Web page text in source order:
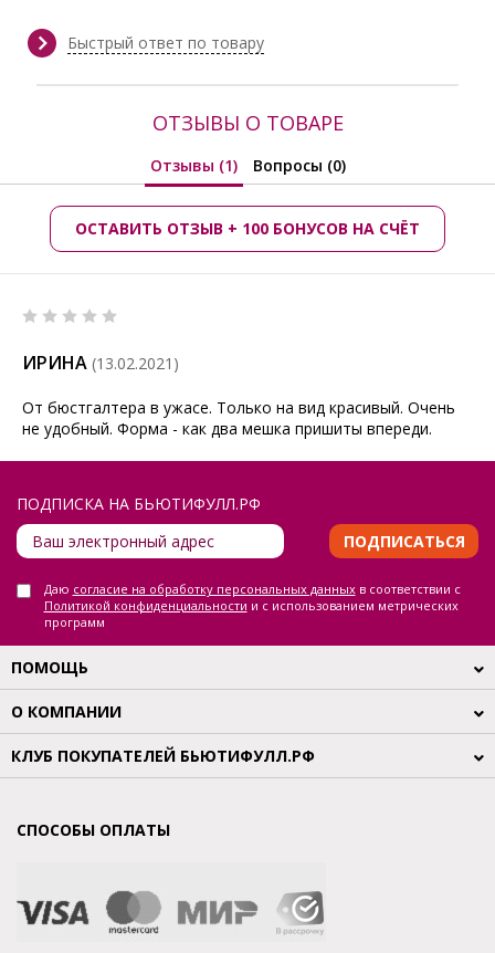
Быстрый ответ по товару
ОТЗЫВЫ О ТОВАРЕ
Отзывы (1) Вопросы (0)
ОСТАВИТЬ ОТЗЫВ + 100 БОНУСОВ НА СЧЁТ
ИРИНА (13.02.2021)
От бюстгалтера в ужасе. Только на вид красивый. Очень
не удобный. Форма - как два мешка пришиты впереди.
ПОДПИСКА НА БЬЮТИФУЛЛ.РФ
ПОДПИСАТЬСЯ
Даю согласие на обработку персональных данныхв соответствии с
Политикой конфиденциальности и с использованием метрических
программ
ПОМОЩЬ
О КОМПАНИИ
КЛУБ ПОКУПАТЕЛЕЙ БЬЮТИФУЛЛ.РФ
СПОСОБЫ ОПЛАТЫ